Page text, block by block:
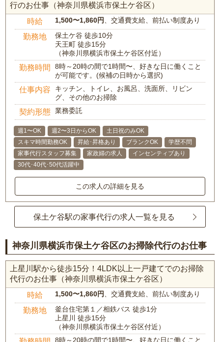
行のお仕事（神奈川県横浜市保土ケ谷区）
時給 1,500〜1,860円、交通費支給、前払い制度あり
勤務地
保土ケ谷 徒歩10分
天王町 徒歩15分
（神奈川県横浜市保土ケ谷区付近）
勤務時間
8時～20時の間で1時間〜、好きな日に働くこと
が可能です。(候補の日時から選択)
仕事内容
キッチン、トイレ、お風呂、洗面所、リビン
グ、その他のお掃除
契約形態 業務委託
週1〜OK 週2〜3日からOK
土日祝のみOK
スキマ時間勤務OK
昇給･昇格あり ブランクOK
学歴不問
家事代行スタッフ募集
家政婦の求人
インセンティブあり
30代･40代･50代活躍中
この求人の詳細を見る
保土ケ谷駅の家事代行の求人一覧を見る
神奈川県横浜市保土ケ谷区のお掃除代行のお仕事
上星川駅から徒歩15分！4LDK以上一戸建てでのお掃除
代行のお仕事（神奈川県横浜市保土ケ谷区）
時給 1,500〜1,860円 、交通費支給、前払い制度あり
勤務地
釜台住宅第１／相鉄バス 徒歩1分
上星川 徒歩15分
（神奈川県横浜市保土ケ谷区付近）
8時～20時の間で1時間〜、好きな日に働くこと